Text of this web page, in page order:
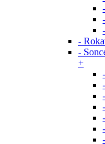
-
-
+